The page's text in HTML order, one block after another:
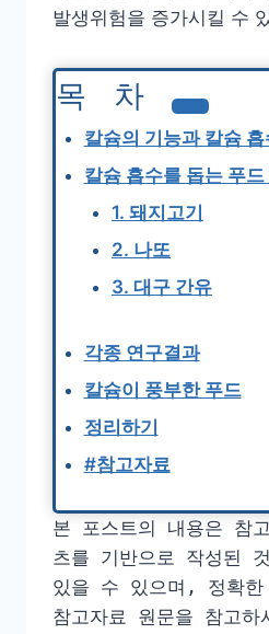
발생위험을 증가시킬 수
목차
칼슘의 기능과 칼슘 흡
칼슘 흡수를 돕는 푸드
1. 돼지고기
2. 나또
3. 대구 간유
각종 연구결과
칼슘이 풍부한 푸드
정리하기
#참고자료
본 포스트의 내용은 참
츠를 기반으로 작성된
있을 수 있으며, 정확
참고자료 원문을 참고